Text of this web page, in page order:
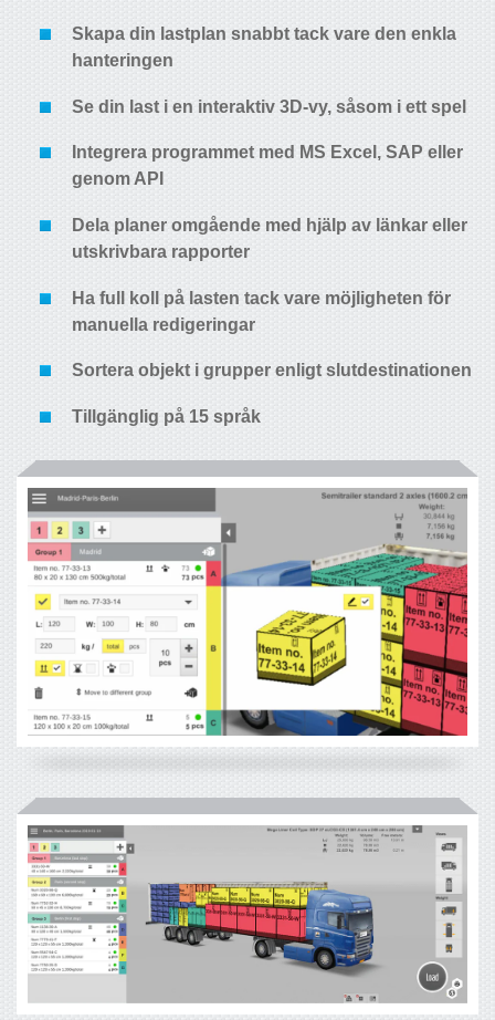
Skapa din lastplan snabbt tack vare den enkla
hanteringen
Se din last i en interaktiv 3D-vy, såsom i ett spel
Integrera programmet med MS Excel, SAP eller
genom API
Dela planer omgående med hjälp av länkar eller
utskrivbara rapporter
Ha full koll
på lasten tack vare möjligheten för
manuella redigeringar
Sortera objekt i grupper enligt slutdestinationen
Tillgänglig på 15 språk